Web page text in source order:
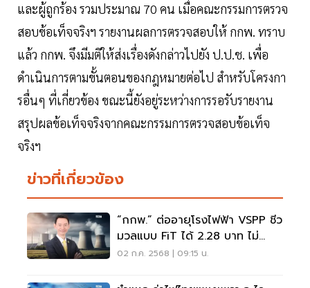
และผู้ถูกร้อง รวมประมาณ 70 คน เมื่อคณะกรรมการตรวจ
สอบข้อเท็จจริงฯ รายงานผลการตรวจสอบให้ กกพ. ทราบ
แล้ว กกพ. จึงมีมติให้ส่งเรื่องดังกล่าวไปยัง ป.ป.ช. เพื่อ
ดำเนินการตามขั้นตอนของกฎหมายต่อไป สำหรับโครงกา
รอื่นๆ ที่เกี่ยวข้อง ขณะนี้ยังอยู่ระหว่างการรอรับรายงาน
สรุปผลข้อเท็จจริงจากคณะกรรมการตรวจสอบข้อเท็จ
จริงฯ
ข่าวที่เกี่ยวข้อง
“กกพ.” ต่ออายุโรงไฟฟ้า VSPP ชีว
มวลแบบ FiT ได้ 2.28 บาท ไม่
กระทบค่าไฟ
02 ก.ค. 2568 | 09:15 น.